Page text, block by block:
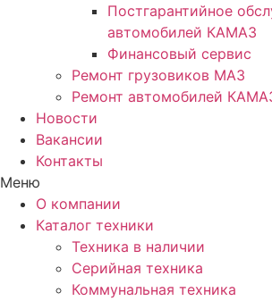
Постгарантийное
автомобилей КАМАЗ
Финансовый сервис
Ремонт грузовиков МАЗ
Ремонт автомобилей
Новости
Вакансии
Контакты
Меню
О компании
Каталог техники
Техника в наличии
Серийная техника
Коммунальная техника